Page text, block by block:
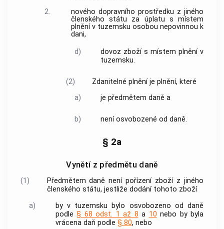
2.
nového dopravního prostředku zjiného
členského státu za úplatu s místem
plnění v tuzemsku osobou nepovinnou k
dani,
d) dovoz zbožís místem plnění v
tuzemsku.
(2)
Zdanitelné plnění je plnění, které
a)
je předmětem daně a
b) není osvobozené od daně.
§ 2a
Vynětí z předmětu daně
(1) Předmětem daně nenípořízení zboží z jiného
členského státu, jestliže dodání tohoto zboží
a)
by v tuzemsku bylo osvobozeno od daně
podle§ 68 odst. 1 až 8 a 10 nebo by byla
vrácena daň podle § 80, nebo